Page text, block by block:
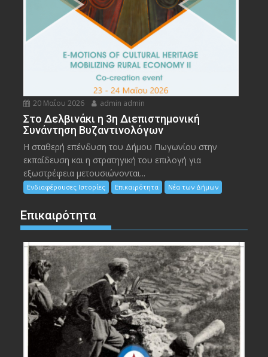
20 Μαΐου 2026 admin admin
Στο Δελβινάκι η 3η Διεπιστημονική
Συνάντηση Βυζαντινολόγων
Η σταθερή επένδυση του Δήμου Πωγωνίου στην
εκπαίδευση και η στρατηγική του επιλογή για
εξωστρέφεια μετουσιώνονται...
Ενδιαφέρουσες Ιστορίες Επικαιρότητα Νέα των Δήμων
Επικαιρότητα